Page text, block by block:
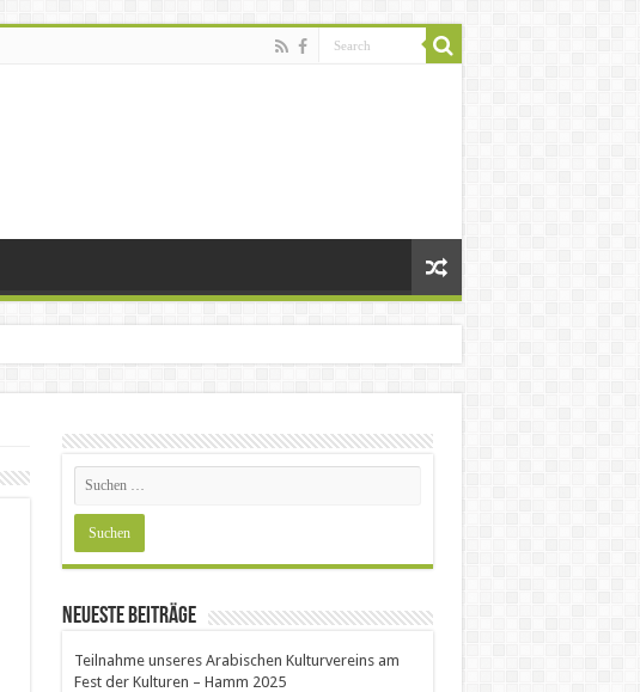
Neueste Beiträge
Teilnahme unseres Arabischen Kulturvereins am
Fest der Kulturen – Hamm 2025